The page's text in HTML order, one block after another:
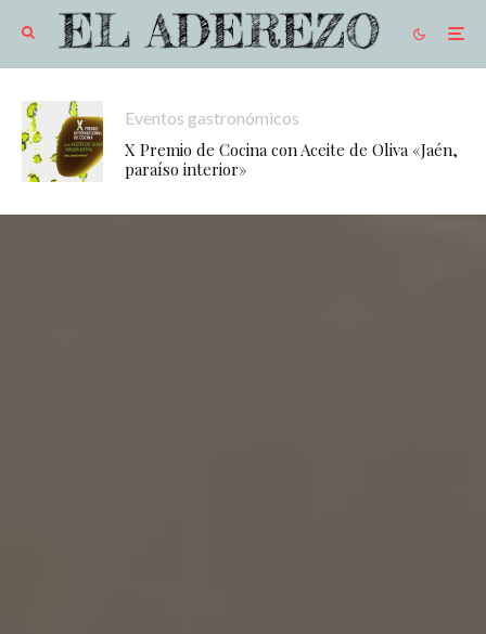
Eventos gastronómicos
X Premio de Cocina con Aceite de Oliva «Jaén,
paraíso interior»